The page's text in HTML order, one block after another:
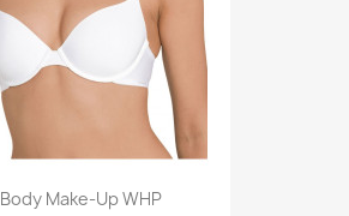
Body Make-Up WHP